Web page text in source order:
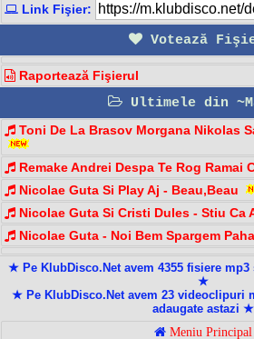
Link Fişier:
Votează
Raportează Fişierul
Ultimele din
Toni De La Brasov Morgana Nikolas
Remake Andrei Despa Te Rog Ramai
Nicolae Guta Si Play Aj - Beau,Beau
Nicolae Guta Si Cristi Dules - Stiu Ca
Nicolae Guta - Noi Bem Spargem
★ Pe KlubDisco.Net avem 4355 fisiere mp3
★
★ Pe KlubDisco.Net avem 23 videoclipuri
adaugate astazi ★
Meniu Principal